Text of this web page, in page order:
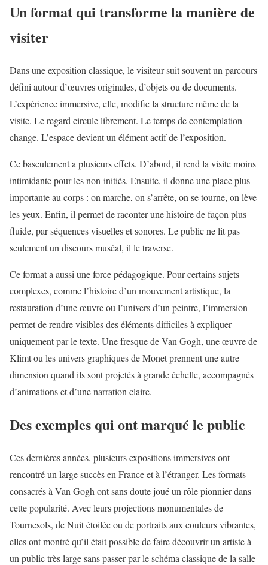
Un format qui transforme la manière de
visiter
Dans une exposition classique, le visiteur suit souvent un parcours
défini autour d’œuvres originales, d’objets ou de documents.
L’expérience immersive, elle, modifie la structure même de la
visite. Le regard circule librement. Le temps de contemplation
change. L’espace devient un élément actif de l’exposition.
Ce basculement a plusieurs effets. D’abord, il rend la visite moins
intimidante pour les non-initiés. Ensuite, il donne une place plus
importante au corps : on marche, on s’arrête, on se tourne, on lève
les yeux. Enfin, il permet de raconter une histoire de façon plus
fluide, par séquences visuelles et sonores. Le public ne lit pas
seulement un discours muséal, il le traverse.
Ce format a aussi une force pédagogique. Pour certains sujets
complexes, comme l’histoire d’un mouvement artistique, la
restauration d’une œuvre ou l’univers d’un peintre, l’immersion
permet de rendre visibles des éléments difficiles à expliquer
uniquement par le texte. Une fresque de Van Gogh, une œuvre de
Klimt ou les univers graphiques de Monet prennent une autre
dimension quand ils sont projetés à grande échelle, accompagnés
d’animations et d’une narration claire.
Des exemples qui ont marqué le public
Ces dernières années, plusieurs expositions immersives ont
rencontré un large succès en France et à l’étranger. Les formats
consacrés à Van Gogh ont sans doute joué un rôle pionnier dans
cette popularité. Avec leurs projections monumentales de
Tournesols, de Nuit étoilée ou de portraits aux couleurs vibrantes,
elles ont montré qu’il était possible de faire découvrir un artiste à
un public très large sans passer par le schéma classique de la salle